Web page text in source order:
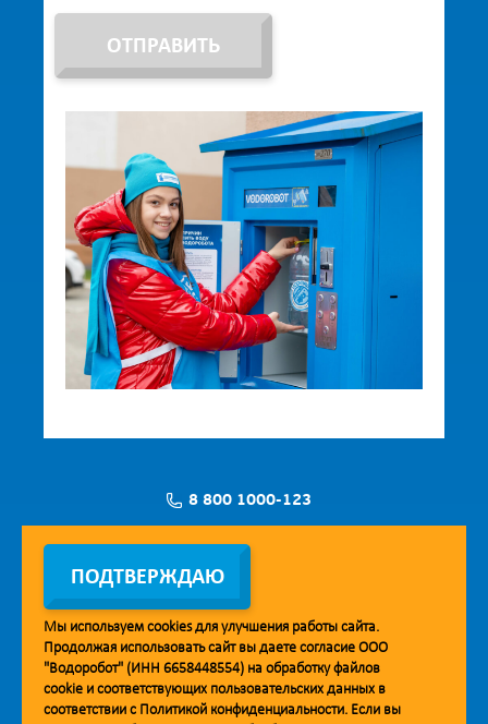
ОТПРАВИТЬ
8 800 1000-123
Заявка на установку
Мобильное приложение Vodorobot
ПОДТВЕРЖДАЮ
Мы используем cookiesдля улучшения работы сайта.
Продолжая использовать сайт вы даете согласие ООО
"Водоробот" (ИНН 6658448554) на обработку файлов
cookie и соответствующих пользовательских данных в
соответствии с Политикой конфиденциальности. Если вы